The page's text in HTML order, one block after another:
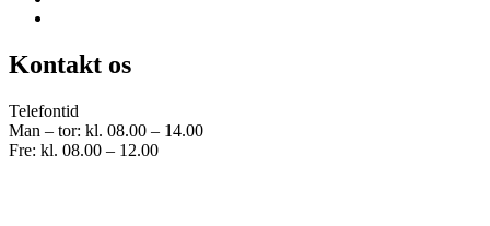
Kontakt os
Telefontid
Man – tor: kl. 08.00 – 14.00
Fre: kl. 08.00 – 12.00